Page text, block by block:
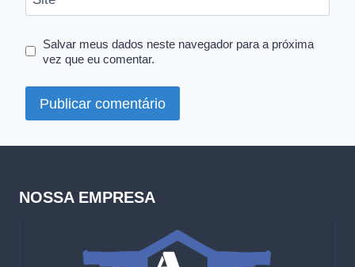
Salvar meus dados neste navegador para a próxima
vez que eu comentar.
NOSSA EMPRESA